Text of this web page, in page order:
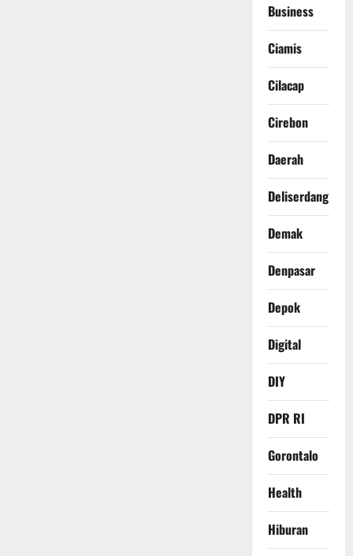
Business
Ciamis
Cilacap
Cirebon
Daerah
Deliserdang
Demak
Denpasar
Depok
Digital
DIY
DPR RI
Gorontalo
Health
Hiburan